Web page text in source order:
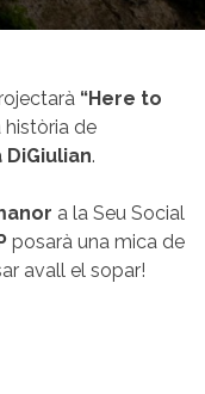
“Here to
història de
DiGiulian.
a la Seu Social
posarà una mica de
avall el sopar!